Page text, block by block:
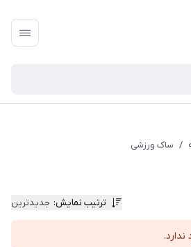
/ ساک ورزشی
ترتیب نمایش: جدیدترین